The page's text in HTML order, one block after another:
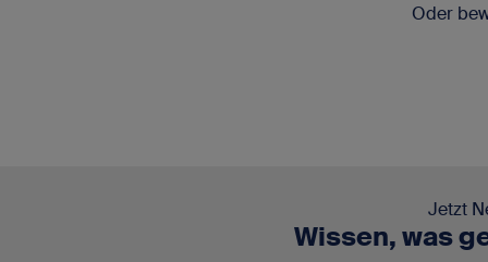
Oder
Jetzt
Wissen, was